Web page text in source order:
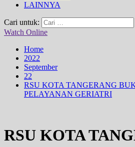
LAINNYA
Cari untuk:
Watch Online
Home
2022
September
22
RSU KOTA TANGERANG
PELAYANAN GERIATRI
RSU KOTA